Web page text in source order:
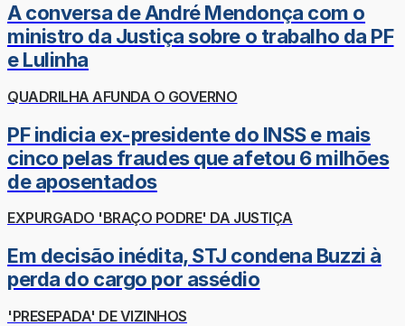
A conversa de André Mendonça com o
ministro da Justiça sobre o trabalho da PF
e Lulinha
QUADRILHA AFUNDA O GOVERNO
PF indicia ex-presidente do INSS e mais
cinco pelas fraudes que afetou 6 milhões
de aposentados
EXPURGADO 'BRAÇO PODRE' DA JUSTIÇA
Em decisão inédita, STJ condena Buzzi à
perda do cargo por assédio
'PRESEPADA' DE VIZINHOS